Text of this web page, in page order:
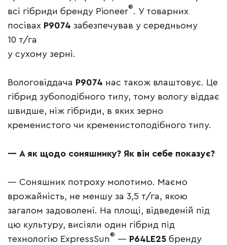
всі гібриди бренду Pioneer®. У товарних
посівах P9074 забезпечував у середньому
10 т/га
у сухому зерні.
Вологовіддача P9074 нас також влаштовує. Це
гібрид зубоподібного типу, тому вологу віддає
швидше, ніж гібриди, в яких зерно
кременистого чи кременистоподібного типу.
— А як щодо соняшнику? Як він себе показує?
— Соняшник потроху молотимо. Маємо
врожайність, не меншу за 3,5 т/га, якою
загалом задоволені. На площі, відведеній під
цю культуру, висіяли один гібрид під
технологію ExpressSun® — P64LE25 бренду